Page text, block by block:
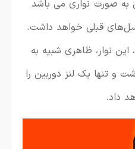
به صورت نواری می باشد
قبلی خواهد داشت.
نوار، ظاهری شبیه به
و تنها یک لنز دوربین را
داد.